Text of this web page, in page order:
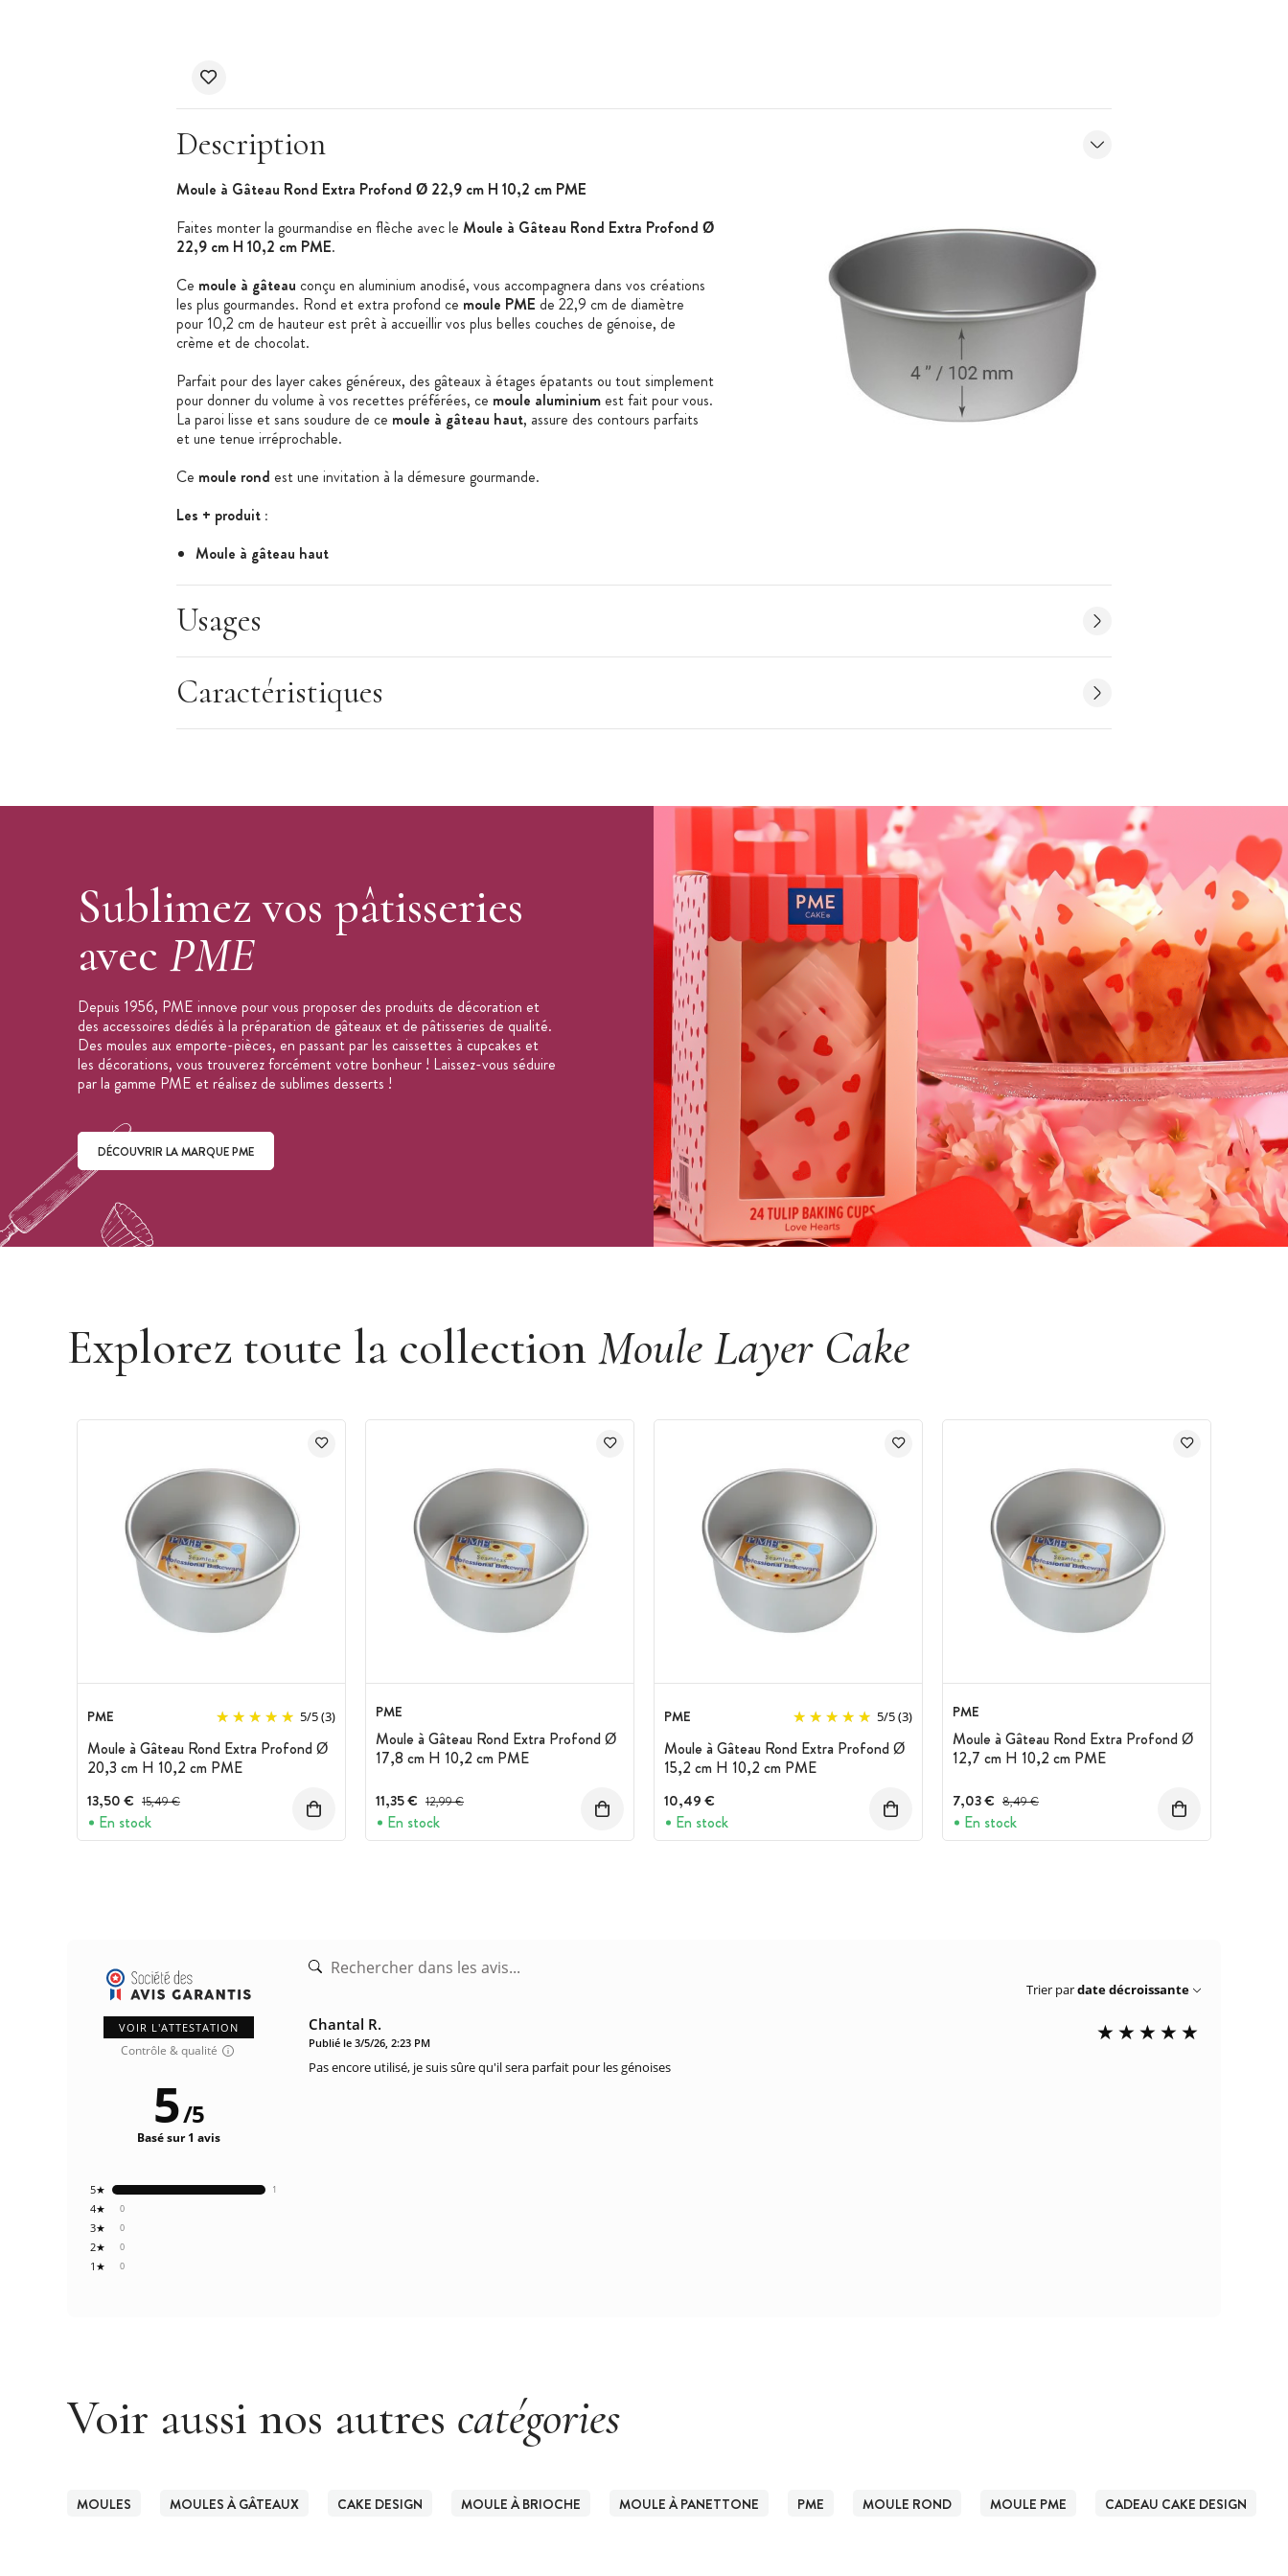
Description
Moule à Gâteau Rond Extra Profond Ø 22,9 cm H 10,2 cm PME
Faites monter la gourmandise en flèche avec le Moule à Gâteau Rond Extra Profond Ø
22,9 cm H 10,2 cm PME.
Ce moule à gâteau conçu en aluminium anodisé, vous accompagnera dans vos créations
les plus gourmandes. Rond et extra profond ce moule PME de 22,9 cm de diamètre
pour 10,2 cm de hauteur est prêt à accueillir vos plus belles couches de génoise, de
crème et de chocolat.
Parfait pour des layer cakes généreux, des gâteaux à étages épatants ou tout simplement
pour donner du volume à vos recettes préférées, ce moule aluminiumest fait pour vous.
La paroi lisse et sans soudure de ce moule à gâteau haut, assure des contours parfaits
et une tenue irréprochable.
Ce moule rond est une invitation à la démesure gourmande.
Les + produit :
Moule à gâteau haut
Idéal pour les layer cake
Moule à paroi unie sans soudure
Caractéristiques du moule
Moule à gâteau
Matière : aluminium anodisé
Entretien : à l'eau tiède savonneuse, ne pas laver au lave-vaisselle
Marque : PME
Usages
Caractéristiques
Sublimez vos pâtisseries
avec PME
Depuis 1956, PME innove pour vous proposer des produits de décoration et
des accessoires dédiés à la préparation de gâteaux et de pâtisseries de qualité.
Des moules aux emporte-pièces, en passant par les caissettes à cupcakes et
les décorations, vous trouverez forcément votre bonheur ! Laissez-vous séduire
par la gamme PME et réalisez de sublimes desserts !
DÉCOUVRIR LA MARQUE PME
Explorez toute la collection Moule Layer Cake
PME 5/5(3)
Moule à Gâteau Rond Extra Profond Ø
20,3 cm H 10,2 cm PME
13,50 € Prix avant réduction :
15,49 €
En stock
PME
Moule à Gâteau Rond Extra Profond Ø
17,8 cm H 10,2 cm PME
11,35 € Prix avant réduction :
12,99 €
En stock
PME 5/5(3)
Moule à Gâteau Rond Extra Profond Ø
15,2 cm H 10,2 cm PME
10,49 €
En stock
PME
Moule à Gâteau Rond Extra Profond Ø
12,7 cm H 10,2 cm PME
7,03 € Prix avant réduction :
8,49 €
En stock
VOIR L'ATTESTATION
Contrôle & qualité
0
1★
0
2★
0
3★
0
4★
1
5★
5/5
Basé sur 1 avis
Trier pardate décroissante
Chantal R.
Publié le 3/5/26, 2:23 PM
Pas encore utilisé, je suis sûre qu'il sera parfait pour les génoises
Voir aussi nos autres catégories
MOULES MOULES À GÂTEAUX CAKE DESIGN MOULE À BRIOCHE MOULE À PANETTONE PME MOULE ROND MOULE PME CADEAU CAKE DESIGN